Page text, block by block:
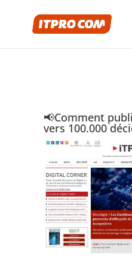
📢Comment
vers 100.000